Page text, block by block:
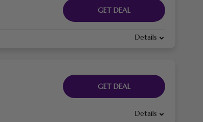
GET DEAL
Details
GET DEAL
Details